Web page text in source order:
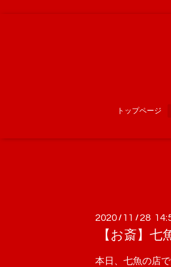
トップページ
2020 / 11 / 28
【お斎】七
本日、七魚の店